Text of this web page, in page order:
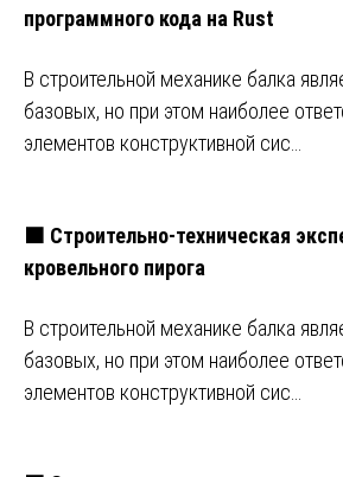
программного кода на Rust
В строительной механике балка
базовых, но при этом наиболее
элементов конструктивной сис…
🟧 Строительно-техническая
кровельного пирога
В строительной механике балка
базовых, но при этом наиболее
элементов конструктивной сис…